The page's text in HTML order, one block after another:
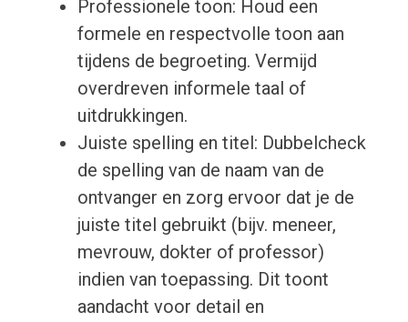
Professionele toon: Houd een
formele en respectvolle toon aan
tijdens de begroeting. Vermijd
overdreven informele taal of
uitdrukkingen.
Juiste spelling en titel: Dubbelcheck
de spelling van de naam van de
ontvanger en zorg ervoor dat je de
juiste titel gebruikt (bijv. meneer,
mevrouw, dokter of professor)
indien van toepassing. Dit toont
aandacht voor detail en